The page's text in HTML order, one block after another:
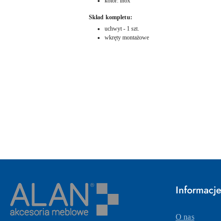
Skład kompletu:
uchwyt - 1 szt.
wkręty montażowe
Informacje
O nas